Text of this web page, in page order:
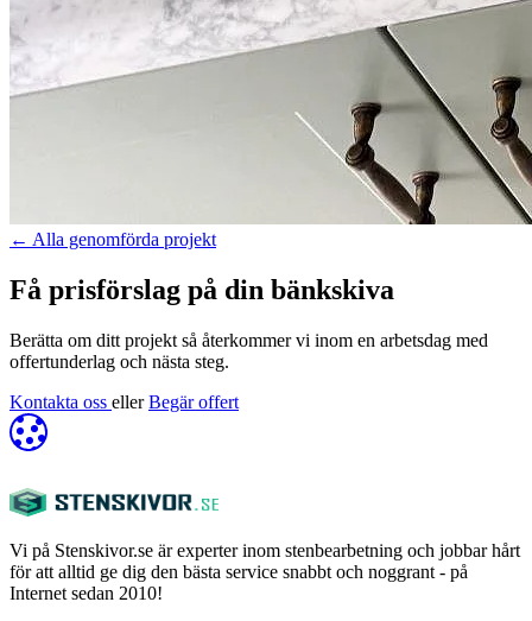
← Alla genomförda projekt
Få prisförslag på din bänkskiva
Berätta om ditt projekt så återkommer vi inom en arbetsdag med
offertunderlag och nästa steg.
Kontakta oss eller Begär offert
Vi på Stenskivor.se är experter inom stenbearbetning och jobbar hårt
för att alltid ge dig den bästa service snabbt och noggrant - på
Internet sedan 2010!